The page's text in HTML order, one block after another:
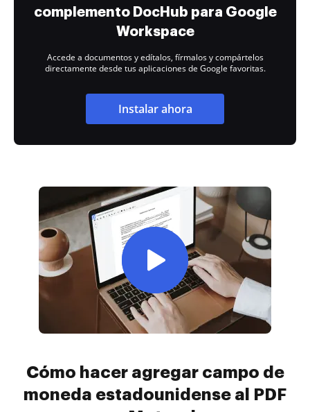
complemento DocHub para Google
Workspace
Accede a documentos y edítalos, fírmalos y compártelos
directamente desde tus aplicaciones de Google favoritas.
Instalar ahora
Cómo hacer agregar campo de
moneda estadounidense al PDF